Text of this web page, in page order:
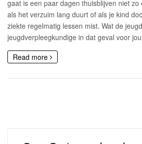
gaat is een paar dagen thuisblijven niet
als het verzuim lang duurt of als je kind
ziekte regelmatig lessen mist. Wat de
jeugdverpleegkundige in dat geval voor
Read more